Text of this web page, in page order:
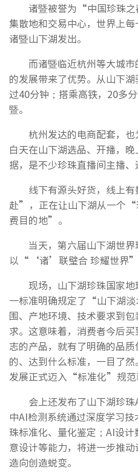
诸暨被誉为“中国珍珠
集散地和交易中心，世界上
诸暨山下湖发出。
而诸暨临近杭州等大城
的发展带来了优势。从山下
过40分钟；搭乘高铁，20多
暨。
杭州发达的电商配套，也
白天在山下湖选品、开播，
据，是不少珍珠直播间主播、
线下有源头好货，线上
赴”，正在让山下湖从一个
费目的地”。
当天，第六届山下湖世
以“‘诸’联璧合 珍耀世界”
现场，山下湖珍珠国家
一标准明确规定了“山下湖
围、产地环境、技术要求到
求。这意味着，消费者今后
志的产品，就有了明确的品
的、达到什么标准，一目了
发展正式迈入“标准化”规范
会上还发布了山下湖珍
中AI检测系统通过深度学习
珠标准化、量化鉴定；AI设
意设计等能力，将进一步推
造向创造蜕变。